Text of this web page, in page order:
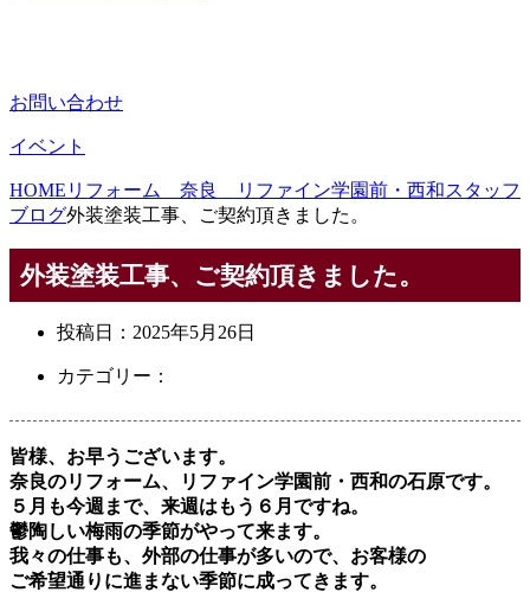
お問い合わせ
イベント
HOME リフォーム 奈良 リファイン学園前・西和スタッフ
ブログ外装塗装工事、ご契約頂きました。
外装塗装工事、ご契約頂きました。
投稿日： 2025年5月26日
カテゴリー：
皆様、お早うございます。
奈良のリフォーム、リファイン学園前・西和の石原です。
５月も今週まで、来週はもう６月ですね。
鬱陶しい梅雨の季節がやって来ます。
我々の仕事も、外部の仕事が多いので、お客様の
ご希望通りに進まない季節に成ってきます。